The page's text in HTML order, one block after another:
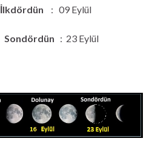
İlkdördün : 09 Eylül
Sondördün : 23 Eylül